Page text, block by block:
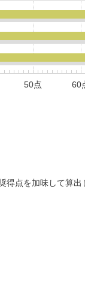
50点 60
点を加味して算出